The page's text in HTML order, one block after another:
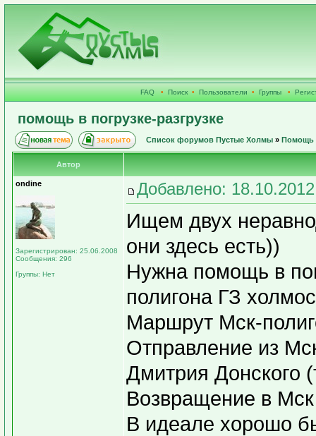
FAQ • Поиск • Пользователи • Группы •
помощь в погрузке-разгрузке
Список форумов Пустые Холмы » Помощь
Автор
ondine
Зарегистрирован: 25.06.2008
Сообщения: 296
Группы: Нет
Добавлено:
Ищем двух
они здесь есть))
Нужна помощь в
полигона ГЗ
Маршрут Мск-
Отправление из
Дмитрия Донского
Возвращение в
В идеале хорошо